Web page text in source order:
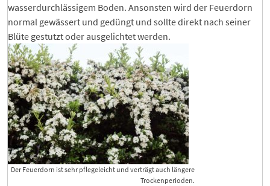
wasserdurchlässigem Boden. Ansonsten wird der Feuerdorn
normal gewässert und gedüngt und sollte direkt nach seiner
Blüte gestutzt oder ausgelichtet werden.
Der Feuerdorn ist sehr pflegeleicht und verträgt auch längere
Trockenperioden.